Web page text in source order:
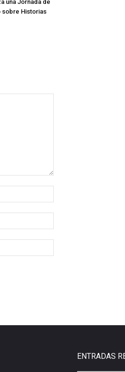
una Jornada de
sobre Historias
ENTRADAS